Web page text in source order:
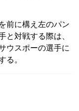
前に構え左のパン
と対戦する際は、
ウスポーの選手に
る。